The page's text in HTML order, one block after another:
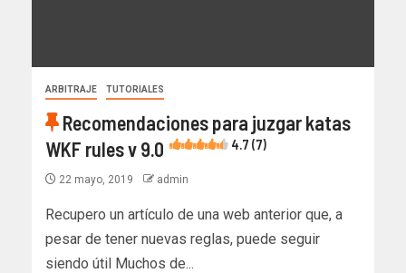
ARBITRAJE TUTORIALES
Recomendaciones para juzgar katas
WKF rules v 9.0
4.7 (7)
22 mayo, 2019 admin
Recupero un artículo de una web anterior que, a
pesar de tener nuevas reglas, puede seguir
siendo útil Muchos de...